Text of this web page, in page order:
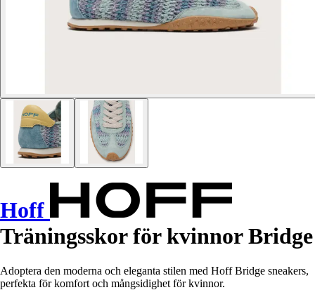
Hoff
Träningsskor för kvinnor Bridge
Adoptera den moderna och eleganta stilen med Hoff Bridge sneakers,
perfekta för komfort och mångsidighet för kvinnor.